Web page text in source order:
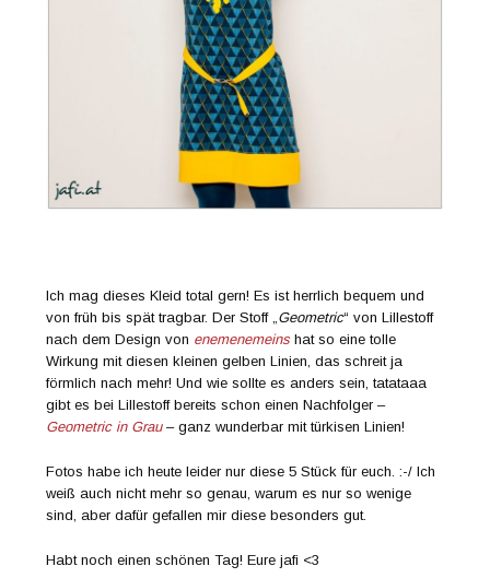
Ich mag dieses Kleid total gern! Es ist herrlich bequem und
von früh bis spät tragbar. Der Stoff „ Geometric“ von Lillestoff
nach dem Design von enemenemeins hat so eine tolle
Wirkung mit diesen kleinen gelben Linien, das schreit ja
förmlich nach mehr! Und wie sollte es anders sein, tatataaa
gibt es bei Lillestoff bereits schon einen Nachfolger –
Geometric in Grau– ganz wunderbar mit türkisen Linien!
Fotos habe ich heute leider nur diese 5 Stück für euch. :-/ Ich
weiß auch nicht mehr so genau, warum es nur so wenige
sind, aber dafür gefallen mir diese besonders gut.
Habt noch einen schönen Tag! Eure jafi <3